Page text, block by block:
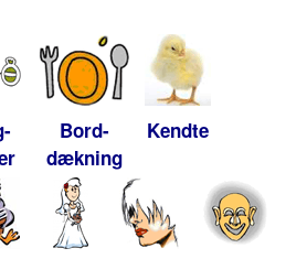
Bord-
dækning
Kendte